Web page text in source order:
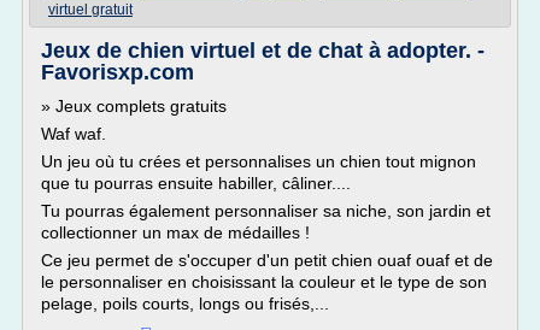
virtuel gratuit
Jeux de chien virtuel et de chat à adopter. -
Favorisxp.com
» Jeux complets gratuits
Waf waf.
Un jeu où tu crées et personnalises un chien tout mignon
que tu pourras ensuite habiller, câliner....
Tu pourras également personnaliser sa niche, son jardin et
collectionner un max de médailles !
Ce jeu permet de s'occuper d'un petit chien ouaf ouaf et de
le personnaliser en choisissant la couleur et le type de son
pelage, poils courts, longs ou frisés,...